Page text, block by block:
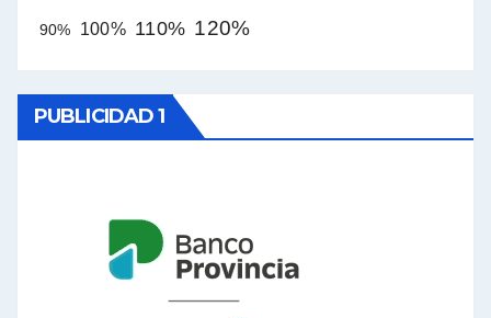
90% 100% 110% 120%
PUBLICIDAD 1